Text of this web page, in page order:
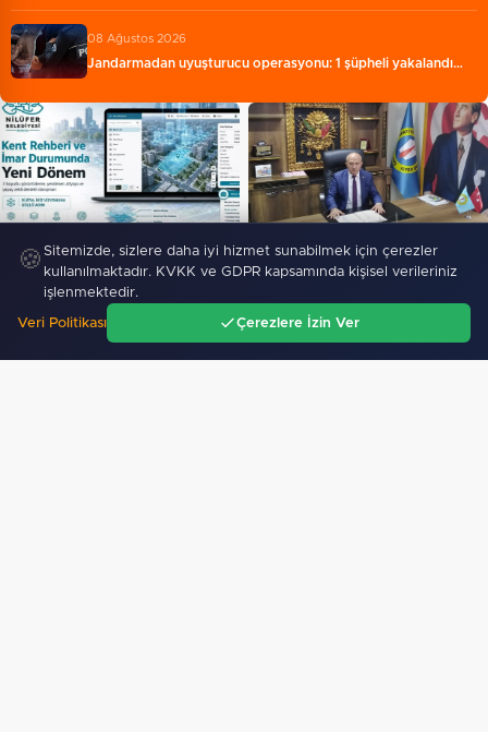
08 Ağustos 2026
Jandarmadan uyuşturucu operasyonu: 1 şüpheli yakalandı…
Nilüfer’de Kent Rehberi ve İmar
Durumu Sorgulama yenilendi…
Esnaf odalarından ortak
açıklama
🍪 Sitemizde, sizlere daha iyi hizmet sunabilmek için çerezler
kullanılmaktadır. KVKK ve GDPR kapsamında kişisel verileriniz
işlenmektedir.
Veri Politikası Çerezlere İzin Ver
Gündem Ara Menü